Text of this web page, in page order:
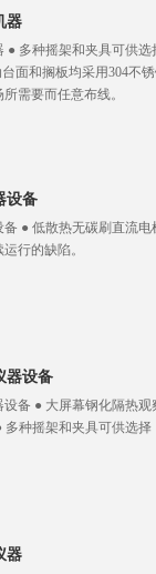
器
● 多种摇架和夹具可供
面和搁板均采用304不
需要而任意布线。
设备
备 ● 低散热无碳刷直流
行的缺陷。
器设备
设备 ● 大屏幕钢化隔热
种摇架和夹具可供选
器